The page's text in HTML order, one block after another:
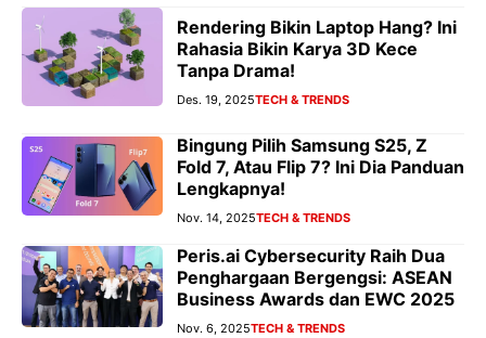
Rendering Bikin Laptop Hang? Ini
Rahasia Bikin Karya 3D Kece
Tanpa Drama!
Des. 19, 2025TECH & TRENDS
Bingung Pilih Samsung S25, Z
Fold 7, Atau Flip 7? Ini Dia Panduan
Lengkapnya!
Nov. 14, 2025TECH & TRENDS
Peris.ai Cybersecurity Raih Dua
Penghargaan Bergengsi: ASEAN
Business Awards dan EWC 2025
Nov. 6, 2025TECH & TRENDS